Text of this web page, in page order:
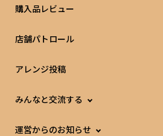
購入品レビュー
店舗パトロール
アレンジ投稿
みんなと交流する
運営からのお知らせ